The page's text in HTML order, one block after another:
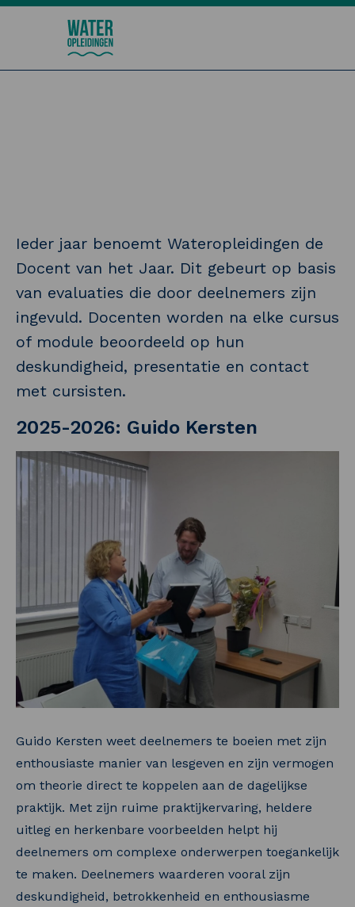
Wateropleidingen
Ieder jaar benoemt Wateropleidingen de
Docent van het Jaar. Dit gebeurt op basis
van evaluaties die door deelnemers zijn
ingevuld. Docenten worden na elke cursus
of module beoordeeld op hun
deskundigheid, presentatie en contact
met cursisten.
2025-2026: Guido Kersten
Guido Kersten weet deelnemers te boeien met zijn
enthousiaste manier van lesgeven en zijn vermogen
om theorie direct te koppelen aan de dagelijkse
praktijk. Met zijn ruime praktijkervaring, heldere
uitleg en herkenbare voorbeelden helpt hij
deelnemers om complexe onderwerpen toegankelijk
te maken. Deelnemers waarderen vooral zijn
deskundigheid, betrokkenheid en enthousiasme